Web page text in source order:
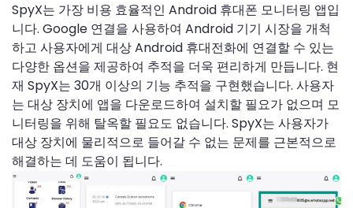
SpyX는 가장 비용 효율적인 Android 휴대폰 모니터링 앱입
니다. Google 연결을 사용하여 Android 기기 시장을 개척
하고 사용자에게 대상 Android 휴대전화에 연결할 수 있는
다양한 옵션을 제공하여 추적을 더욱 편리하게 만듭니다. 현
재 SpyX는 30개 이상의 기능 추적을 구현했습니다. 사용자
는 대상 장치에 앱을 다운로드하여 설치할 필요가 없으며 모
니터링을 위해 탈옥할 필요도 없습니다. SpyX는 사용자가
대상 장치에 물리적으로 들어갈 수 없는 문제를 근본적으로
해결하는 데 도움이 됩니다.